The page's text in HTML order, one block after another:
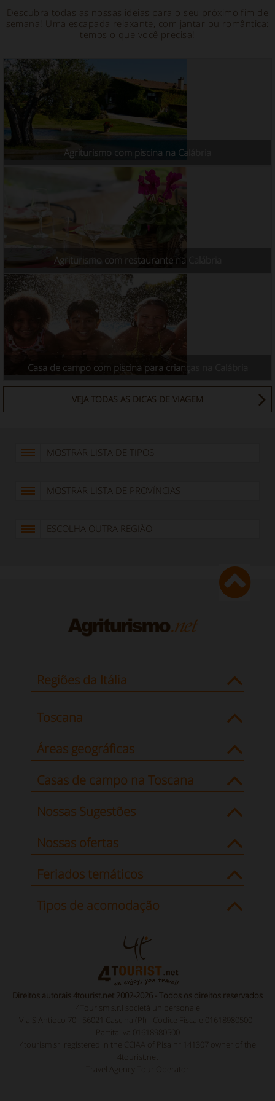
Descubra todas as nossas ideias para o seu próximo fim de
semana! Uma escapada relaxante, com jantar ou romântica:
temos o que você precisa!
Agriturismo com piscina na Calábria
Agriturismo com restaurante na Calábria
Casa de campo com piscina para crianças na Calábria
VEJA TODAS AS DICAS DE VIAGEM
MOSTRAR LISTA DE TIPOS
MOSTRAR LISTA DE PROVÍNCIAS
ESCOLHA OUTRA REGIÃO
Regiões da Itália
Toscana
Áreas geográficas
Casas de campo na Toscana
Nossas Sugestões
Nossas ofertas
Feriados temáticos
Tipos de acomodação
Direitos autorais 4tourist.net 2002-2026 - Todos os direitos reservados
4Tourism s.r.l società unipersonale
Via S.Antioco 70 - 56021 Cascina (PI) - Codice Fiscale 01618980500 -
Partita Iva 01618980500
4tourism srl registered in the CCIAA of Pisa nr.141307 owner of the
4tourist.net
Travel Agency Tour Operator